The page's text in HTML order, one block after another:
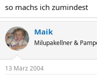
so machs ich zumindest
Maik
Milupakellner &
13 März 2004